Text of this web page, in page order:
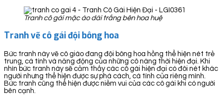
Tranh cô gái mặc áo dài trắng bên hoa huệ
Tranh vẽ cô gái đội bông hoa
Bức tranh này vẽ cô giáo đang đội bông hoa hồng thể hiện nét trẻ
trung, cá tính và năng động của những cô nàng thời hiện đại. Khi
nhìn bức tranh này sẽ cảm thấy các cô gái hiện đại có đôi nét khác
người nhưng thể hiện được sự phá cách, cá tính của riêng mình.
Bức tranh cũng thể hiện được niềm vui của các cô gái khi có người
bên cạnh.